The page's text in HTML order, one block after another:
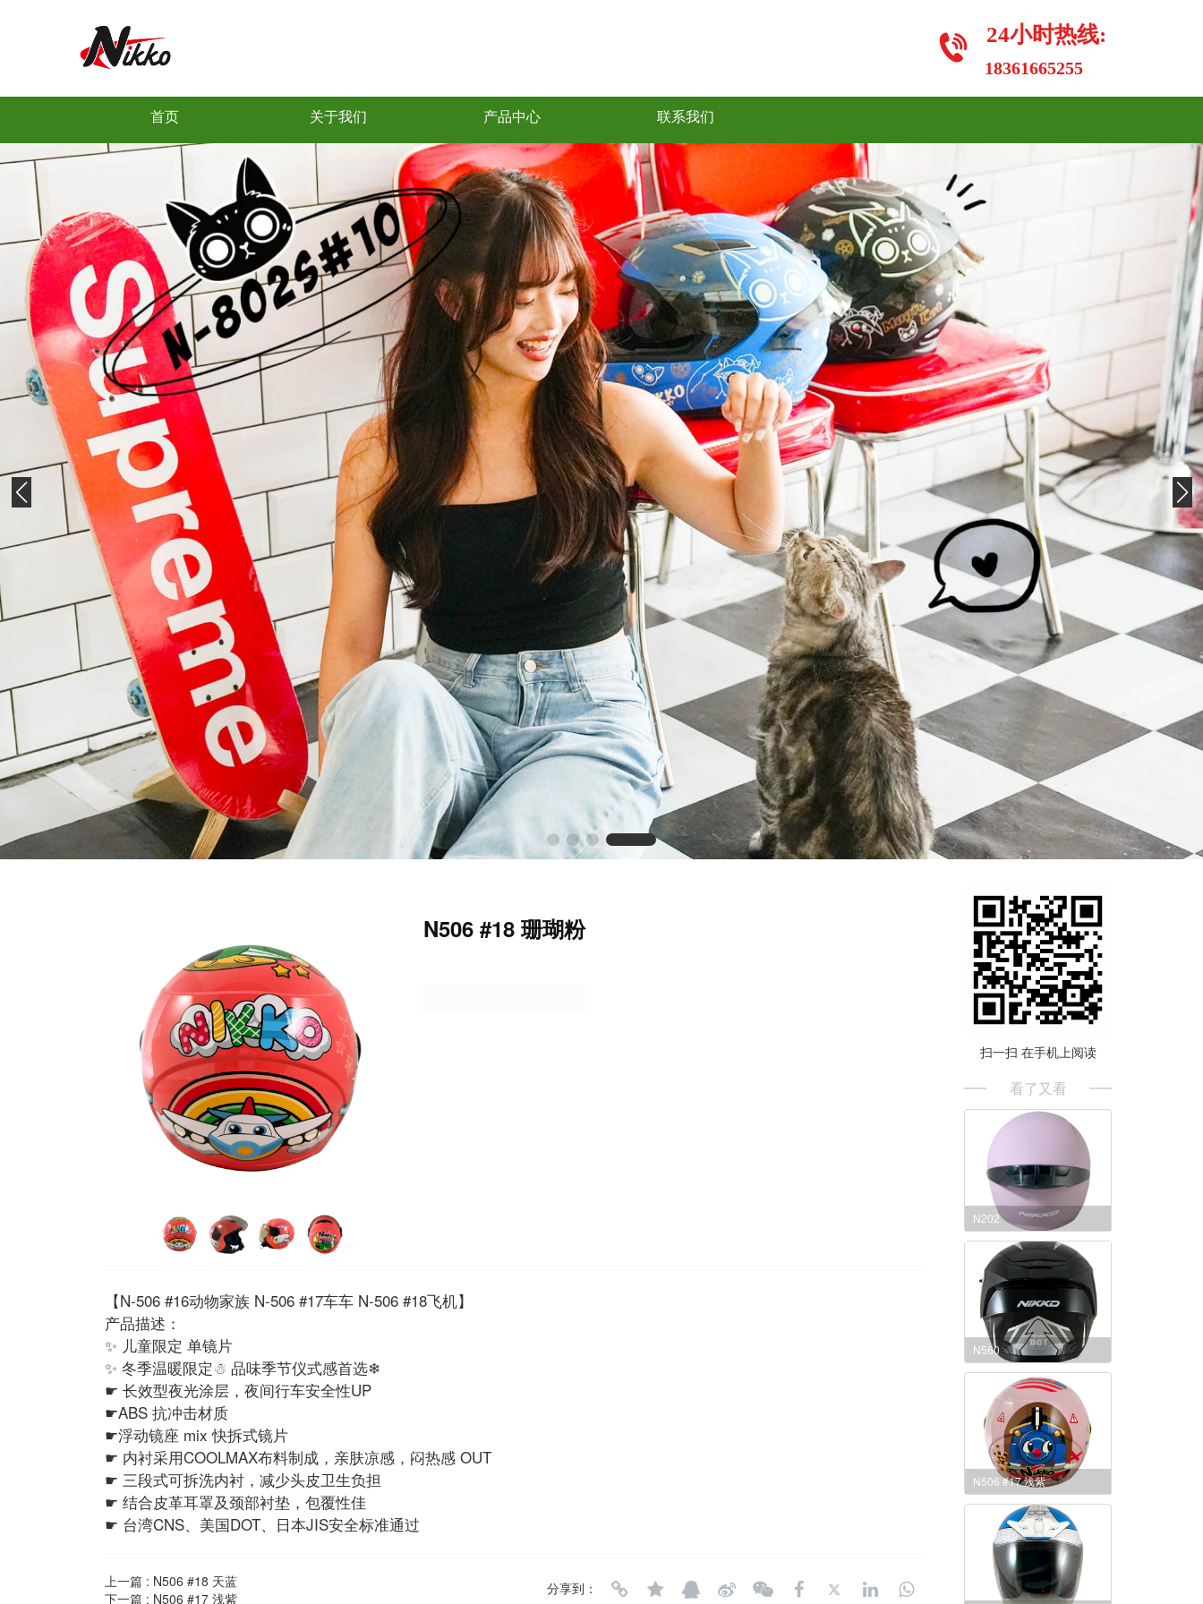
24小时热线:
18361665255
首页 关于我们 产品中心 联系我们
N506 #18 珊瑚粉
【N-506 #16动物家族 N-506 #17车车 N-506 #18飞机】
产品描述：
✨ 儿童限定 单镜片
✨ 冬季温暖限定☃ 品味季节仪式感首选❄
☛ 长效型夜光涂层，夜间行车安全性UP
☛ABS 抗冲击材质
☛浮动镜座 mix 快拆式镜片
☛ 内衬采用COOLMAX布料制成，亲肤凉感，闷热感 OUT
☛ 三段式可拆洗内衬，减少头皮卫生负担
☛ 结合皮革耳罩及颈部衬垫，包覆性佳
☛ 台湾CNS、美国DOT、日本JIS安全标准通过
上一篇 : N506 #18 天蓝
下一篇 : N506 #17 浅紫
分享到：
扫一扫 在手机上阅读
看了又看
N202
N560
N506 #17 浅紫